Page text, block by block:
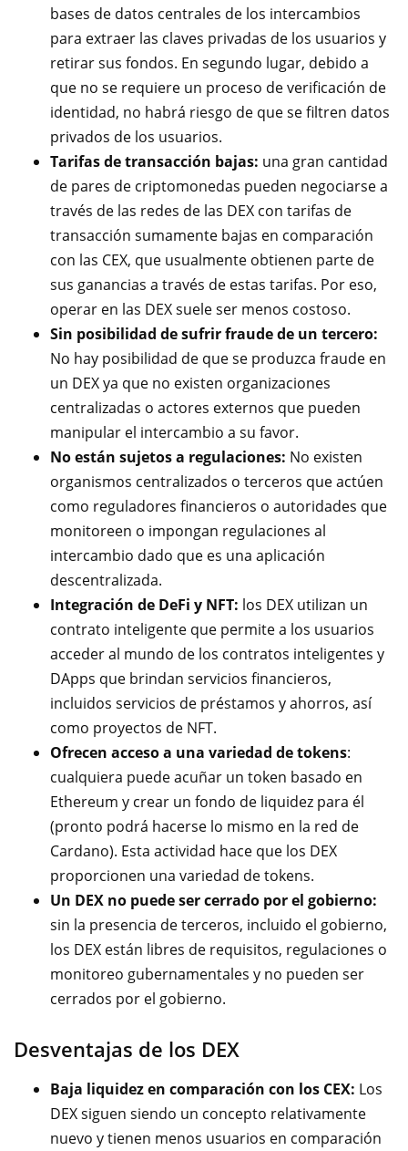
bases de datos centrales de los intercambios
para extraer las claves privadas de los usuarios y
retirar sus fondos. En segundo lugar, debido a
que no se requiere un proceso de verificación de
identidad, no habrá riesgo de que se filtren datos
privados de los usuarios.
Tarifas de transacción bajas: una gran cantidad
de pares de criptomonedas pueden negociarse a
través de las redes de las DEX con tarifas de
transacción sumamente bajas en comparación
con las CEX, que usualmente obtienen parte de
sus ganancias a través de estas tarifas. Por eso,
operar en las DEX suele ser menos costoso.
Sin posibilidad de sufrir fraude de un tercero:
No hay posibilidad de que se produzca fraude en
un DEX ya que no existen organizaciones
centralizadas o actores externos que pueden
manipular el intercambio a su favor.
No están sujetos a regulaciones: No existen
organismos centralizados o terceros que actúen
como reguladores financieros o autoridades que
monitoreen o impongan regulaciones al
intercambio dado que es una aplicación
descentralizada.
Integración de DeFi y NFT: los DEX utilizan un
contrato inteligente que permite a los usuarios
acceder al mundo de los contratos inteligentes y
DApps que brindan servicios financieros,
incluidos servicios de préstamos y ahorros, así
como proyectos de NFT.
Ofrecen acceso a una variedad de tokens:
cualquiera puede acuñar un token basado en
Ethereum y crear un fondo de liquidez para él
(pronto podrá hacerse lo mismo en la red de
Cardano). Esta actividad hace que los DEX
proporcionen una variedad de tokens.
Un DEX no puede ser cerrado por el gobierno:
sin la presencia de terceros, incluido el gobierno,
los DEX están libres de requisitos, regulaciones o
monitoreo gubernamentales y no pueden ser
cerrados por el gobierno.
Desventajas de los DEX
Baja liquidez en comparación con los CEX: Los
DEX siguen siendo un concepto relativamente
nuevo y tienen menos usuarios en comparación